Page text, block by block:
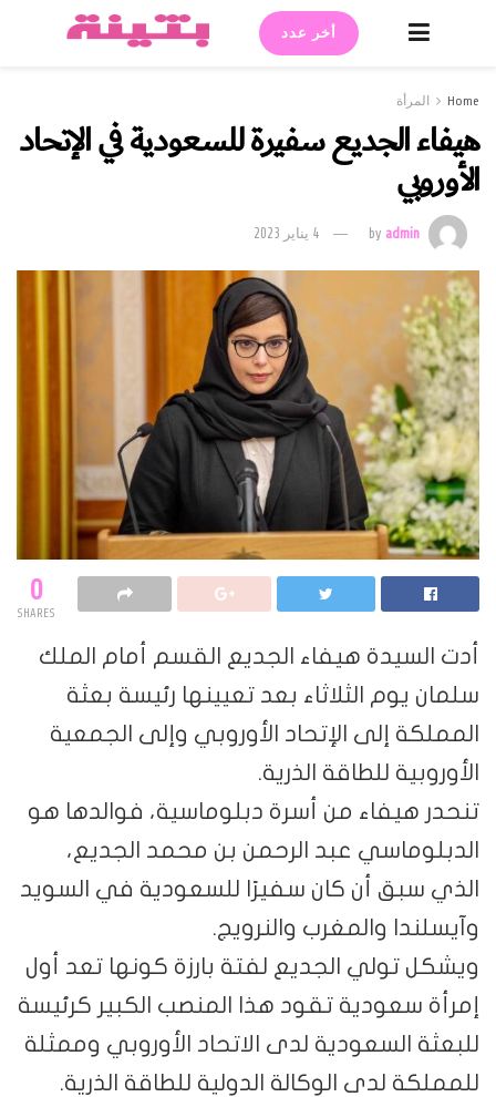
أخر عدد
Home المرأة
هيفاء الجديع سفيرة للسعودية في الإتحاد
الأوروبي
byadmin 4 يناير 2023
0
SHARES
أدت السيدة هيفاء الجديع القسم أمام الملك
سلمان يوم الثلاثاء بعد تعيينها رئيسة بعثة
المملكة إلى الإتحاد الأوروبي وإلى الجمعية
الأوروبية للطاقة الذرية.
تنحدر هيفاء من أسرة دبلوماسية، فوالدها هو
الدبلوماسي عبد الرحمن بن محمد الجديع،
الذي سبق أن كان سفيرًا للسعودية في السويد
وآيسلندا والمغرب والنرويج.
ويشكل تولي الجديع لفتة بارزة كونها تعد أول
إمرأة سعودية تقود هذا المنصب الكبير كرئيسة
للبعثة السعودية لدى الاتحاد الأوروبي وممثلة
للمملكة لدى الوكالة الدولية للطاقة الذرية.